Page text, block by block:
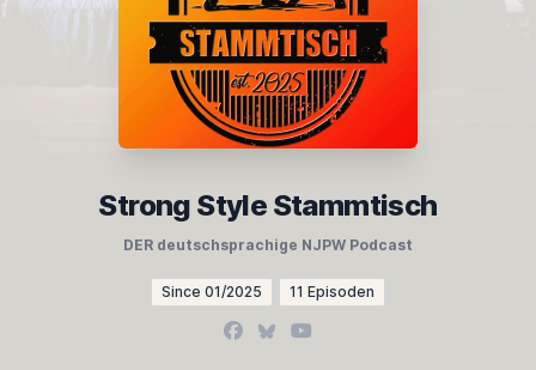
Strong Style Stammtisch
DER deutschsprachige NJPW Podcast
Since 01/2025 11 Episoden
Facebook
BlueskyYouTube